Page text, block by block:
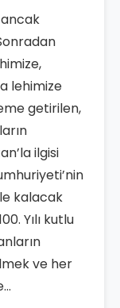
lehimize
getirilen,
ilgisi
kalacak
Yılı kutlu
ve her